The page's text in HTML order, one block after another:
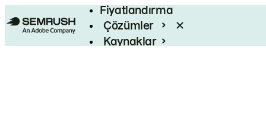
Fiyatlandırma
Çözümler
Kaynaklar